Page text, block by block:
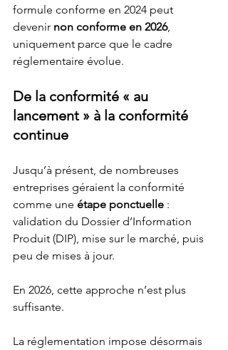
formule conforme en 2024 peut
devenir non conforme en 2026,
uniquement parce que le cadre
réglementaire évolue.
De la conformité « au
lancement » à la conformité
continue
Jusqu’à présent, de nombreuses
entreprises géraient la conformité
comme une étape ponctuelle :
validation du Dossier d’Information
Produit (DIP), mise sur le marché, puis
peu de mises à jour.
En 2026, cette approche n’est plus
suffisante.
La réglementation impose désormais